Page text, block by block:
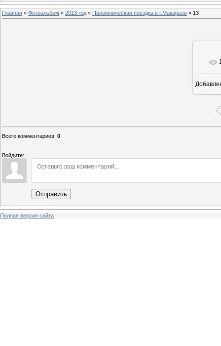
Главная » Фотоальбом » 2013 год » Паломническая поездка в г.Макарьев » 13
Всего комментариев: 0
Войдите:
Отправить
Полная версия сайта